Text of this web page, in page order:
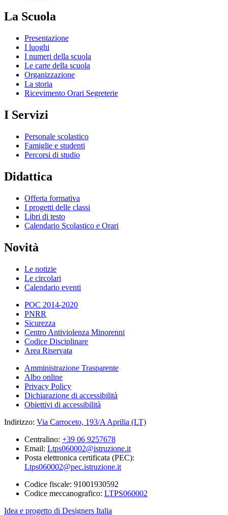
La Scuola
Presentazione
I luoghi
I numeri della scuola
Le carte della scuola
Organizzazione
La storia
Ricevimento Orari Segreterie
I Servizi
Personale scolastico
Famiglie e studenti
Percorsi di studio
Didattica
Offerta formativa
I progetti delle classi
Libri di testo
Calendario Scolastico e Orari
Novità
Le notizie
Le circolari
Calendario eventi
POC 2014-2020
PNRR
Sicurezza
Centro Antiviolenza Minorenni
Codice Disciplinare
Area Riservata
Amministrazione Trasparente
Albo online
Privacy Policy
Dichiarazione di accessibilità
Obiettivi di accessibilità
Indirizzo: Via Carroceto, 193/A Aprilia (LT)
Centralino: +39 06 9257678
Email: Ltps060002@istruzione.it
Posta elettronica certificata (PEC):
Ltps060002@pec.istruzione.it
Codice fiscale: 91001930592
Codice meccanografico: LTPS060002
Idea e progetto di Designers Italia